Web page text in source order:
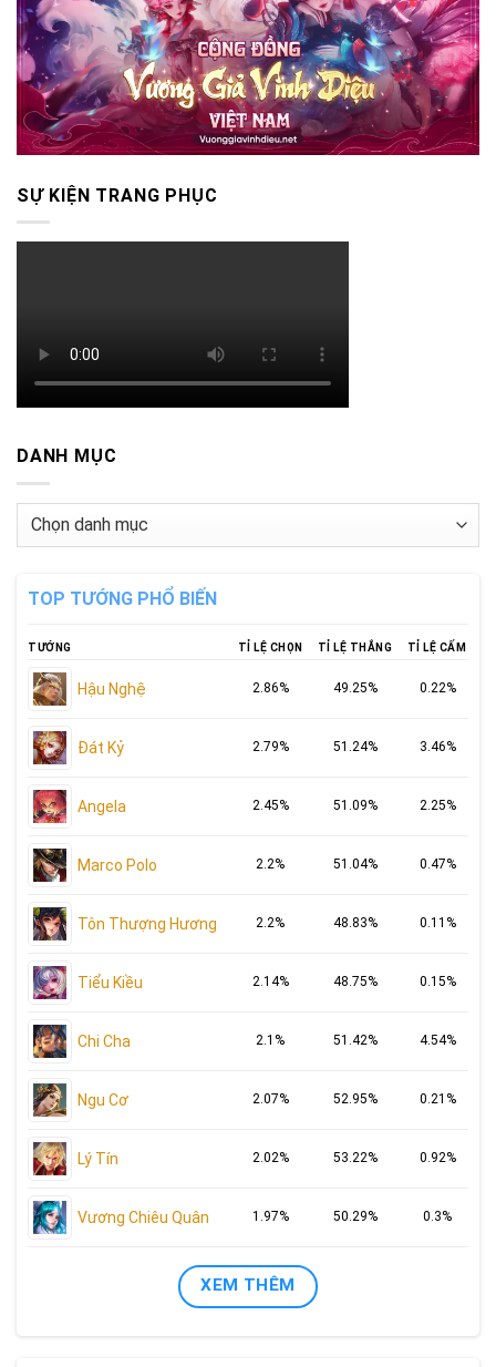
SỰ KIỆN TRANG PHỤC
DANH MỤC
Danh
TOP TƯỚNG PHỔ BIẾN
TƯỚNG TỈ LỆ CHỌN TỈ LỆ THẮNG TỈ LỆ CẤM
Hậu Nghệ 2.86% 49.25% 0.22%
Đát Kỷ 2.79% 51.24% 3.46%
Angela 2.45% 51.09% 2.25%
Marco Polo 2.2% 51.04% 0.47%
Tôn Thượng Hương 2.2% 48.83% 0.11%
Tiểu Kiều 2.14% 48.75% 0.15%
Chi Cha 2.1% 51.42% 4.54%
Ngu Cơ 2.07% 52.95% 0.21%
Lý Tín 2.02% 53.22% 0.92%
Vương Chiêu Quân 1.97% 50.29% 0.3%
XEM THÊM